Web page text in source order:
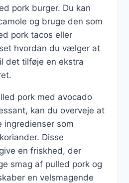
pork burger. Du kan
og bruge den som
pork tacos eller
hvordan du vælger at
det tilføje en ekstra
pork med avocado
kan du overveje at
ingredienser som
Disse
en friskhed, der
smag af pulled pork og
en velsmagende